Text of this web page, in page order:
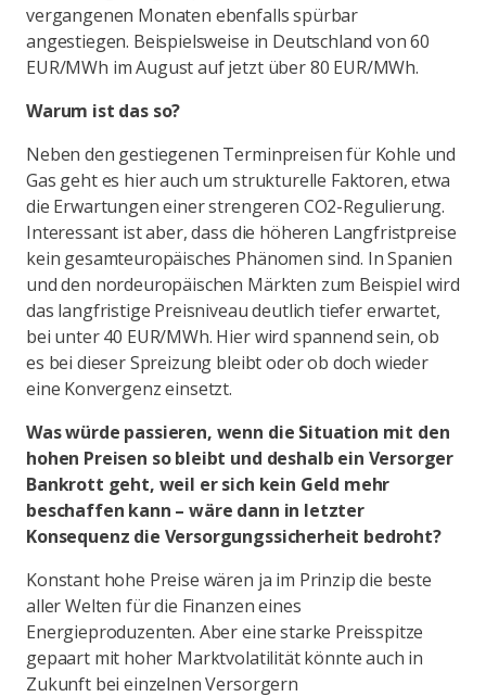
vergangenen Monaten ebenfalls spürbar
angestiegen. Beispielsweise in Deutschland von 60
EUR/MWh im August auf jetzt über 80 EUR/MWh.
Warum ist das so?
Neben den gestiegenen Terminpreisen für Kohle und
Gas geht es hier auch um strukturelle Faktoren, etwa
die Erwartungen einer strengeren CO2-Regulierung.
Interessant ist aber, dass die höheren Langfristpreise
kein gesamteuropäisches Phänomen sind. In Spanien
und den nordeuropäischen Märkten zum Beispiel wird
das langfristige Preisniveau deutlich tiefer erwartet,
bei unter 40 EUR/MWh. Hier wird spannend sein, ob
es bei dieser Spreizung bleibt oder ob doch wieder
eine Konvergenz einsetzt.
Was würde passieren, wenn die Situation mit den
hohen Preisen so bleibt und deshalb ein Versorger
Bankrott geht, weil er sich kein Geld mehr
beschaffen kann – wäre dann in letzter
Konsequenz die Versorgungssicherheit bedroht?
Konstant hohe Preise wären ja im Prinzip die beste
aller Welten für die Finanzen eines
Energieproduzenten. Aber eine starke Preisspitze
gepaart mit hoher Marktvolatilität könnte auch in
Zukunft bei einzelnen Versorgern